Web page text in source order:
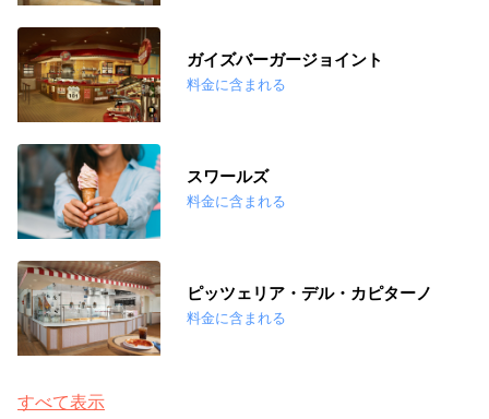
ガイズバーガージョイント
料金に含まれる
スワールズ
料金に含まれる
ピッツェリア・デル・カピターノ
料金に含まれる
すべて表示